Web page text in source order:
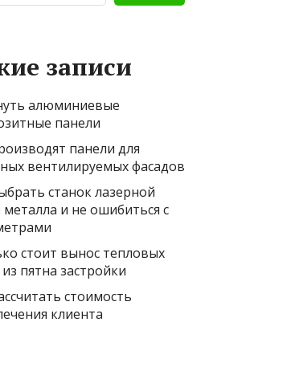
записи
алюминиевые
панели
панели для
вентилируемых фасадов
станок лазерной
металла и не ошибиться с
стоит вынос тепловых
пятна застройки
стоимость
клиента